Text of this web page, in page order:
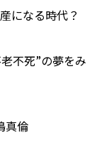
になる時代？
不死”の夢をみ
真倫